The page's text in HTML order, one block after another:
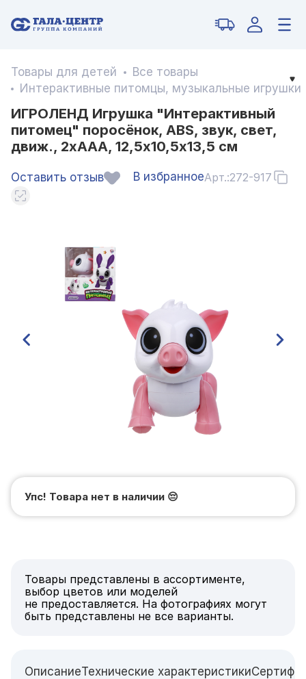
Товары для детей
Все товары
Интерактивные питомцы, музыкальные игрушки
ИГРОЛЕНД Игрушка "Интерактивный
питомец" поросёнок, ABS, звук, свет,
движ., 2хAAA, 12,5х10,5х13,5 см
Оставить отзыв В избранноеАрт.:272-917
Упс! Товара нет в наличии 😔
Товары представлены в ассортименте,
выбор цветов или моделей
не предоставляется. На фотографиях могут
быть представлены не все варианты.
ОписаниеТехнические характеристики